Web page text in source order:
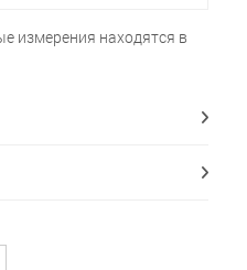
измерения находятся в